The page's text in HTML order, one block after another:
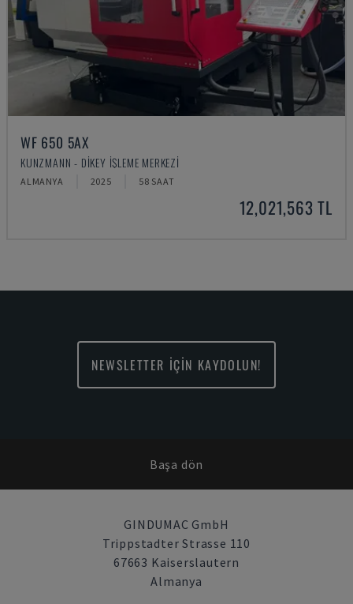
WF 650 5AX
KUNZMANN - DIKEY İŞLEME MERKEZI
ALMANYA 2025 58 SAAT
12,021,563 TL
NEWSLETTER İÇİN KAYDOLUN!
Başa dön
GINDUMAC GmbH
Trippstadter Strasse 110
67663 Kaiserslautern
Almanya